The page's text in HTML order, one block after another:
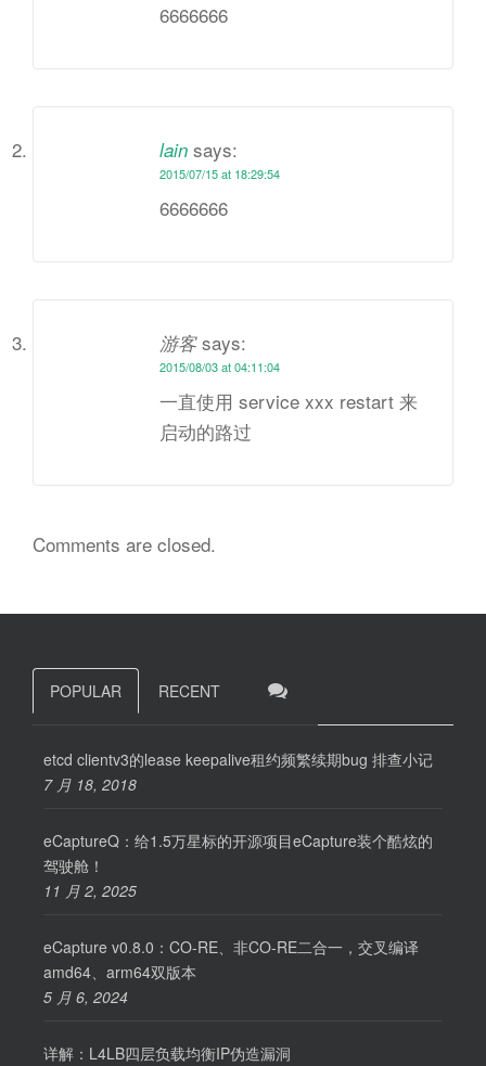
6666666
lain says:
2015/07/15 at 18:29:54
6666666
游客 says:
2015/08/03 at 04:11:04
一直使用 service xxx restart 来
启动的路过
Comments are closed.
POPULAR RECENT
etcd clientv3的lease keepalive租约频繁续期bug 排查小记
7 月 18, 2018
eCaptureQ：给1.5万星标的开源项目eCapture装个酷炫的
驾驶舱！
11 月 2, 2025
eCapture v0.8.0：CO-RE、非CO-RE二合一，交叉编译
amd64、arm64双版本
5 月 6, 2024
详解：L4LB四层负载均衡IP伪造漏洞